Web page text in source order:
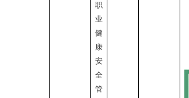
职
业
健
康
安
全
管